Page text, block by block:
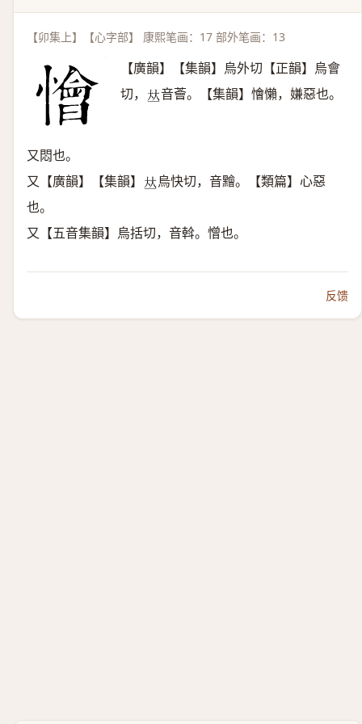
【卯集上】【心字部】 康熙笔画：17 部外笔画：13
【廣韻】【集韻】烏外切【正韻】烏會
切， 𠀤音薈。【集韻】懀懶，嫌惡也。
又悶也。
又【廣韻】【集韻】 𠀤烏快切，音䵳。【類篇】心惡
也。
又【五音集韻】烏括切，音斡。憎也。
反馈